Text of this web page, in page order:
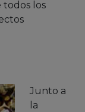
todos los
Junto a
la